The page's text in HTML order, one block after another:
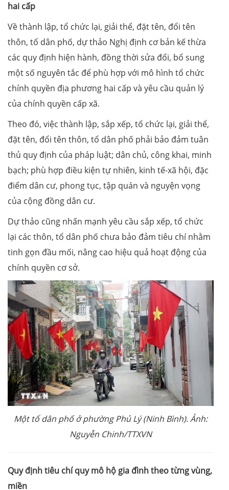
hai cấp
Về thành lập, tổ chức lại, giải thể, đặt tên, đổi tên
thôn, tổ dân phố, dự thảo Nghị định cơ bản kế thừa
các quy định hiện hành, đồng thời sửa đổi, bổ sung
một số nguyên tắc để phù hợp với mô hình tổ chức
chính quyền địa phương hai cấp và yêu cầu quản lý
của chính quyền cấp xã.
Theo đó, việc thành lập, sắp xếp, tổ chức lại, giải thể,
đặt tên, đổi tên thôn, tổ dân phố phải bảo đảm tuân
thủ quy định của pháp luật; dân chủ, công khai, minh
bạch; phù hợp điều kiện tự nhiên, kinh tế-xã hội, đặc
điểm dân cư, phong tục, tập quán và nguyện vọng
của cộng đồng dân cư.
Dự thảo cũng nhấn mạnh yêu cầu sắp xếp, tổ chức
lại các thôn, tổ dân phố chưa bảo đảm tiêu chí nhằm
tinh gọn đầu mối, nâng cao hiệu quả hoạt động của
chính quyền cơ sở.
Một tổ dân phố ở phường Phủ Lý (Ninh Bình). Ảnh:
Nguyễn Chinh/TTXVN
Quy định tiêu chí quy mô hộ gia đình theo từng vùng,
miền